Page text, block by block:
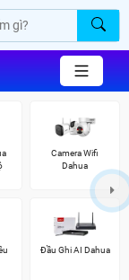
Camera Wifi
Dahua
Đầu Ghi AI Dahua